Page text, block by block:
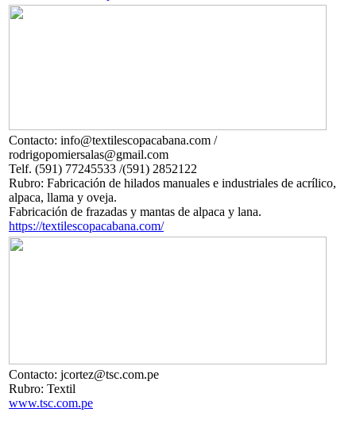
Contacto: info@textilescopacabana.com /
rodrigopomiersalas@gmail.com
Telf. (591) 77245533 /(591) 2852122
Rubro: Fabricación de hilados manuales e industriales de acrílico,
alpaca, llama y oveja.
Fabricación de frazadas y mantas de alpaca y lana.
https://textilescopacabana.com/
Contacto: jcortez@tsc.com.pe
Rubro: Textil
www.tsc.com.pe